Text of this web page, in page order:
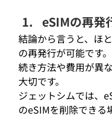
eSIMの再発
結論から言うと、ほ
の再発行が可能です
続き方法や費用が異
大切です。
ジェットシムでは、
のeSIMを削除できる